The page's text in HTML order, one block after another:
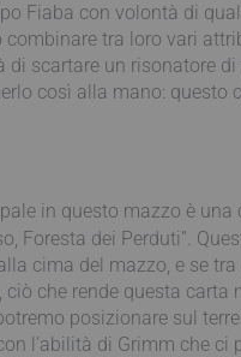
Fiaba con volontà di
tra loro vari
scartare un risonatore
così alla mano: questo
in questo mazzo è una
Foresta dei Perduti”.
cima del mazzo, e se
ciò che rende questa
posizionare sul
l’abilità di Grimm che